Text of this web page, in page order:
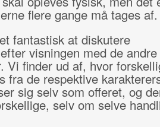
flere gange må tages af.
fantastisk at diskutere
visningen med de andre
Vi finder ud af, hvor
fra de respektive
sig selv som offeret, og
selv om selve